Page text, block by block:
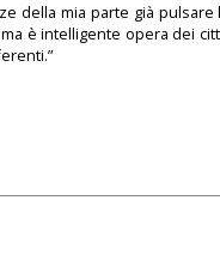
della mia parte già pulsare
è intelligente opera dei